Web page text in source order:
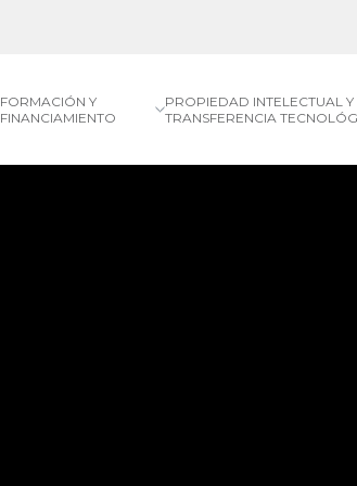
FORMACIÓN Y
FINANCIAMIENTO
PROPIEDAD INTELECTUAL Y
TRANSFERENCIA